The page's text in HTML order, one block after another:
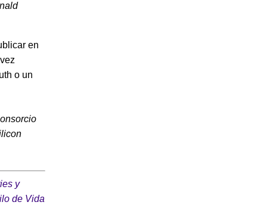
en
o un
y
de Vida